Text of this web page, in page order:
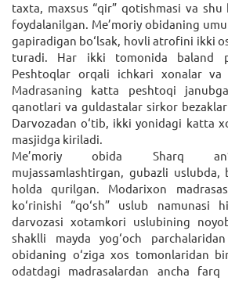
taxta, maxsus “qir” qotishmasi va
foydalanilgan. Me’moriy obidaning
gapiradigan bo‘lsak, hovli atrofini ikki
turadi. Har ikki tomonida baland
Peshtoqlar orqali ichkari xonalar va
Madrasaning katta peshtoqi
qanotlari va guldastalar sirkor
Darvozadan o‘tib, ikki yonidagi katta
masjidga kiriladi.
Me’moriy obida Sharq
mujassamlashtirgan, gubazli uslubda,
holda qurilgan. Modarixon
ko‘rinishi “qo‘sh” uslub namunasi
darvozasi xotamkori uslubining
shaklli mayda yog‘och
obidaning o‘ziga xos tomonlaridan
odatdagi madrasalardan ancha farq